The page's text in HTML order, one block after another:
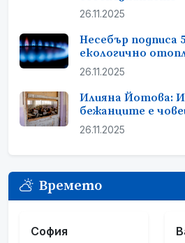
26.11.2025
Несебър подписа
екологично
26.11.2025
Илияна Йотова:
бежанците е
26.11.2025
Времето
София